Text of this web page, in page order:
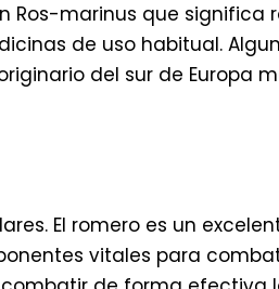
Ros-marinus que
de uso habitual.
del sur de Europa
El romero es un
vitales para